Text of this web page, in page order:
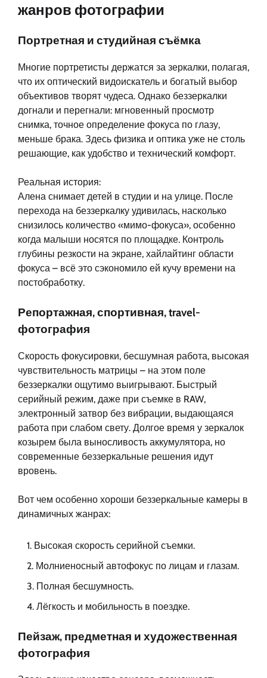
жанров фотографии
Портретная и студийная съёмка
Многие портретисты держатся за зеркалки, полагая,
что их оптический видоискатель и богатый выбор
объективов творят чудеса. Однако беззеркалки
догнали и перегнали: мгновенный просмотр
снимка, точное определение фокуса по глазу,
меньше брака. Здесь физика и оптика уже не столь
решающие, как удобство и технический комфорт.
Реальная история:
Алена снимает детей в студии и на улице. После
перехода на беззеркалку удивилась, насколько
снизилось количество «мимо-фокуса», особенно
когда малыши носятся по площадке. Контроль
глубины резкости на экране, хайлайтинг области
фокуса – всё это сэкономило ей кучу времени на
постобработку.
Репортажная, спортивная, travel-
фотография
Скорость фокусировки, бесшумная работа, высокая
чувствительность матрицы – на этом поле
беззеркалки ощутимо выигрывают. Быстрый
серийный режим, даже при съемке в RAW,
электронный затвор без вибрации, выдающаяся
работа при слабом свету. Долгое время у зеркалок
козырем была выносливость аккумулятора, но
современные беззеркальные решения идут
вровень.
Вот чем особенно хороши беззеркальные камеры в
динамичных жанрах:
Высокая скорость серийной съемки.
Молниеносный автофокус по лицам и глазам.
Полная бесшумность.
Лёгкость и мобильность в поездке.
Пейзаж, предметная и художественная
фотография